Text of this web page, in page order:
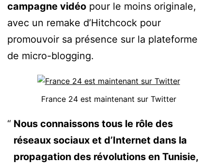
campagne vidéo pour le moins originale,
avec un remake d’Hitchcock pour
promouvoir sa présence sur la plateforme
de micro-blogging.
France 24 est maintenant sur Twitter
Nous connaissons tous le rôle des
réseaux sociaux et d’Internet dans la
propagation des révolutions en Tunisie,